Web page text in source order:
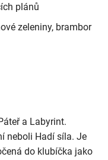
plánů
zeleniny, brambor
a Labyrint.
neboli Hadí síla. Je
do klubíčka jako